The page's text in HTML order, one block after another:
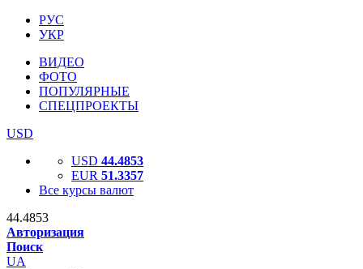
РУС
УКР
ВИДЕО
ФОТО
ПОПУЛЯРНЫЕ
СПЕЦПРОЕКТЫ
USD
USD 44.4853
EUR 51.3357
Все курсы валют
44.4853
Авторизация
Поиск
UA